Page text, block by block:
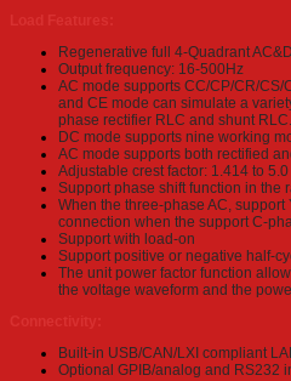
Regenerative full 4-Quadrant
Output frequency: 16-500Hz
AC mode supports CC/CP/CR/
and CE mode can simulate a
phase rectifier RLC and shunt RLC.
DC mode supports nine working
AC mode supports both rectified
Adjustable crest factor: 1.414 to 5.0
Support phase shift function in the
When the three-phase AC,
connection when the support C-
Support with load-on
Support positive or negative half-
The unit power factor function
the voltage waveform and the
Built-in USB/CAN/LXI compliant
Optional GPIB/analog and RS232